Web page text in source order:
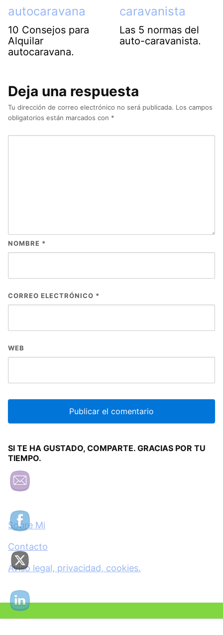
10 Consejos para
Alquilar
autocaravana.
Las 5 normas del
auto-caravanista.
Deja una respuesta
Tu dirección de correo electrónico no será publicada. Los campos
obligatorios están marcados con *
NOMBRE *
CORREO ELECTRÓNICO *
WEB
SI TE HA GUSTADO, COMPARTE. GRACIAS POR TU
TIEMPO.
Sobre Mi
Contacto
Aviso legal, privacidad, cookies.